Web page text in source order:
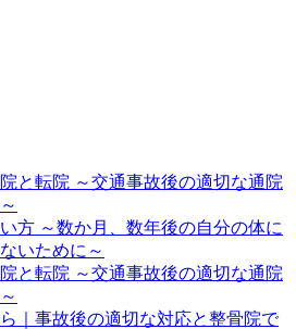
と転院 ～交通事故後の適切な通院
方 ～数か月、数年後の自分の体に
いために～
と転院 ～交通事故後の適切な通院
｜事故後の適切な対応と整骨院で